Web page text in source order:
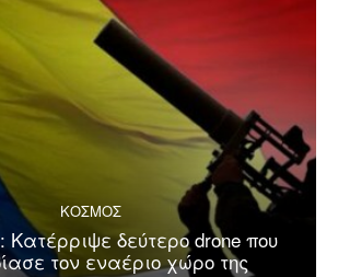
ΚΟΣΜΟΣ
δεύτερο drone που
τον εναέριο χώρο της